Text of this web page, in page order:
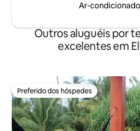
Ar-condicionado
Outros aluguéis por
excelentes em El
Preferido dos hóspedes
Preferido dos hóspedes